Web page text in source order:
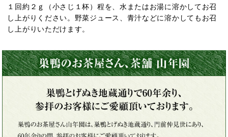
１回約２ｇ（小さじ１杯）程を、水またはお湯に溶かしてお召
し上がりください。野菜ジュース、青汁などに溶かしてもお召
し上がりいただけます。